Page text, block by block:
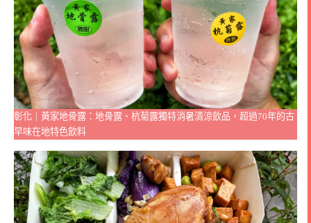
彰化｜黃家地骨露：地骨露、杭菊露獨特消暑清涼飲品，超過70年的古
早味在地特色飲料